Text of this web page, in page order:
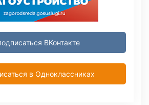
ВКонтакте
в Одноклассниках